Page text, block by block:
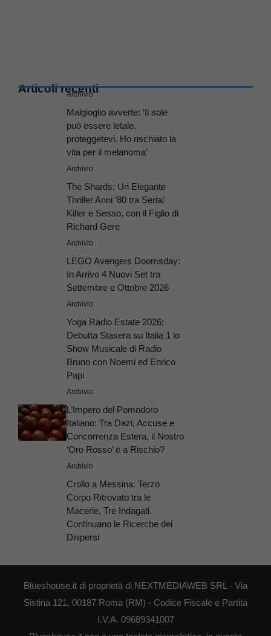
Articoli recenti
Archivio
Malgioglio avverte: ‘Il sole
può essere letale,
proteggetevi. Ho rischiato la
vita per il melanoma’
Archivio
The Shards: Un Elegante
Thriller Anni ’80 tra Serial
Killer e Sesso, con il Figlio di
Richard Gere
Archivio
LEGO Avengers Doomsday:
In Arrivo 4 Nuovi Set tra
Settembre e Ottobre 2026
Archivio
Yoga Radio Estate 2026:
Debutta Stasera su Italia 1 lo
Show Musicale di Radio
Bruno con Noemi ed Enrico
Papi
Archivio
L’Impero del Pomodoro
Italiano: Tra Dazi, Accuse e
Concorrenza Estera, il Nostro
‘Oro Rosso’ è a Rischio?
Archivio
Crollo a Messina: Terzo
Corpo Ritrovato tra le
Macerie, Tre Indagati.
Continuano le Ricerche dei
Dispersi
Blueshouse.it di proprietà di NEXTMEDIAWEB SRL - Via
Sistina 121, 00187 Roma (RM) - Codice Fiscale e Partita
I.V.A. 09689341007